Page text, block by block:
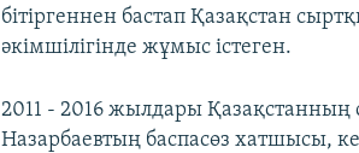
бітіргеннен бастап Қазақстан
әкімшілігінде жұмыс істеген.
2011 - 2016 жылдары Қазақстанның
Назарбаевтың баспасөз хатшысы,